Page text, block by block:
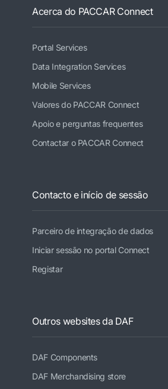
Acerca do PACCAR Connect
Portal Services
Data Integration Services
Mobile Services
Valores do PACCAR Connect
Apoio e perguntas frequentes
Contactar o PACCAR Connect
Contacto e início de sessão
Parceiro de integração de dados
Iniciar sessão no portal Connect
Registar
Outros websites da DAF
DAF Components
DAF Merchandising store